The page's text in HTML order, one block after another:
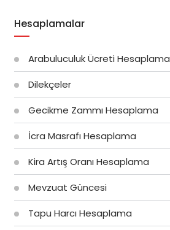
Hesaplamalar
Arabuluculuk Ücreti Hesaplama
Dilekçeler
Gecikme Zammı Hesaplama
İcra Masrafı Hesaplama
Kira Artış Oranı Hesaplama
Mevzuat Güncesi
Tapu Harcı Hesaplama